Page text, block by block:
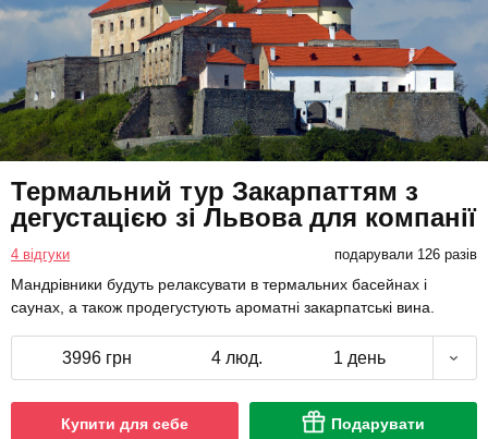
Термальний тур Закарпаттям з
дегустацією зі Львова для компанії
4 відгуки подарували 126 разів
Мандрівники будуть релаксувати в термальних басейнах і
саунах, а також продегустують ароматні закарпатські вина.
3996 грн 4 люд. 1 день
Купити для себе Подарувати